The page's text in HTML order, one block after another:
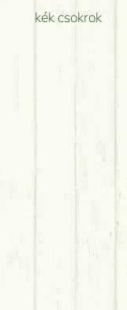
kék csokrok